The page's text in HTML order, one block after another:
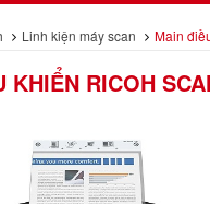
Linh kiện máy scan Main
KHIỂN RICOH